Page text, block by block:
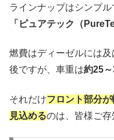
ラインナップはシンプル
「ピュアテック（
燃費はディーゼルには
後ですが、車重は約25
それだけフロント部分
見込めるのは、皆様ご存